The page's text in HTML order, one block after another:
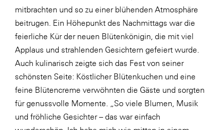
Die Menü-Manufaktur
MTH Retail Group
OMV
OptimaMed
PAGRO
PHH Rechtsanwält:innen
Primark
mitbrachten und so zu einer blühenden Atmosphäre
beitrugen. Ein Höhepunkt des Nachmittags war die
feierliche Kür der neuen Blütenkönigin, die mit viel
Applaus und strahlenden Gesichtern gefeiert wurde.
Auch kulinarisch zeigte sich das Fest von seiner
schönsten Seite: Köstlicher Blütenkuchen und eine
feine Blütencreme verwöhnten die Gäste und sorgten
für genussvolle Momente. „So viele Blumen, Musik
und fröhliche Gesichter – das war einfach